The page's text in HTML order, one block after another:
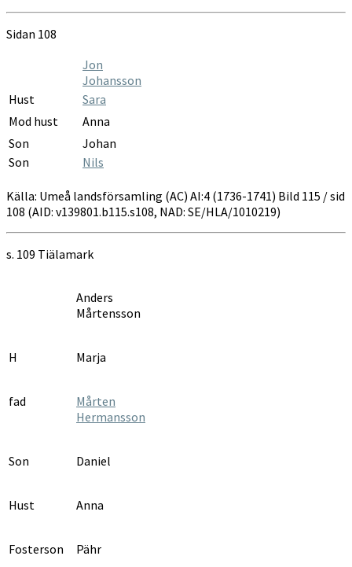
Sidan 108
Jon
Johansson
Hust
Sara
Mod hust
Anna
Son
Johan
Son
Nils
Källa: Umeå landsförsamling (AC) AI:4 (1736-1741) Bild 115 / sid
108 (AID: v139801.b115.s108, NAD: SE/HLA/1010219)
s. 109 Tiälamark
Anders
Mårtensson
H Marja
fad
Mårten
Hermansson
Son Daniel
Hust Anna
Fosterson Pähr